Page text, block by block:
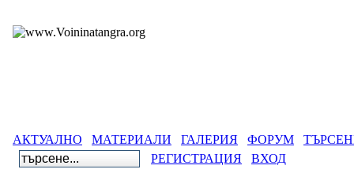
АКТУАЛНО МАТЕРИАЛИ ГАЛЕРИЯ ФОРУМ
РЕГИСТРАЦИЯ
ВХОД